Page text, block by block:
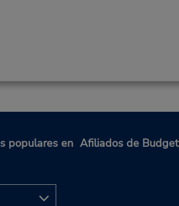
populares en Afiliados de Budget